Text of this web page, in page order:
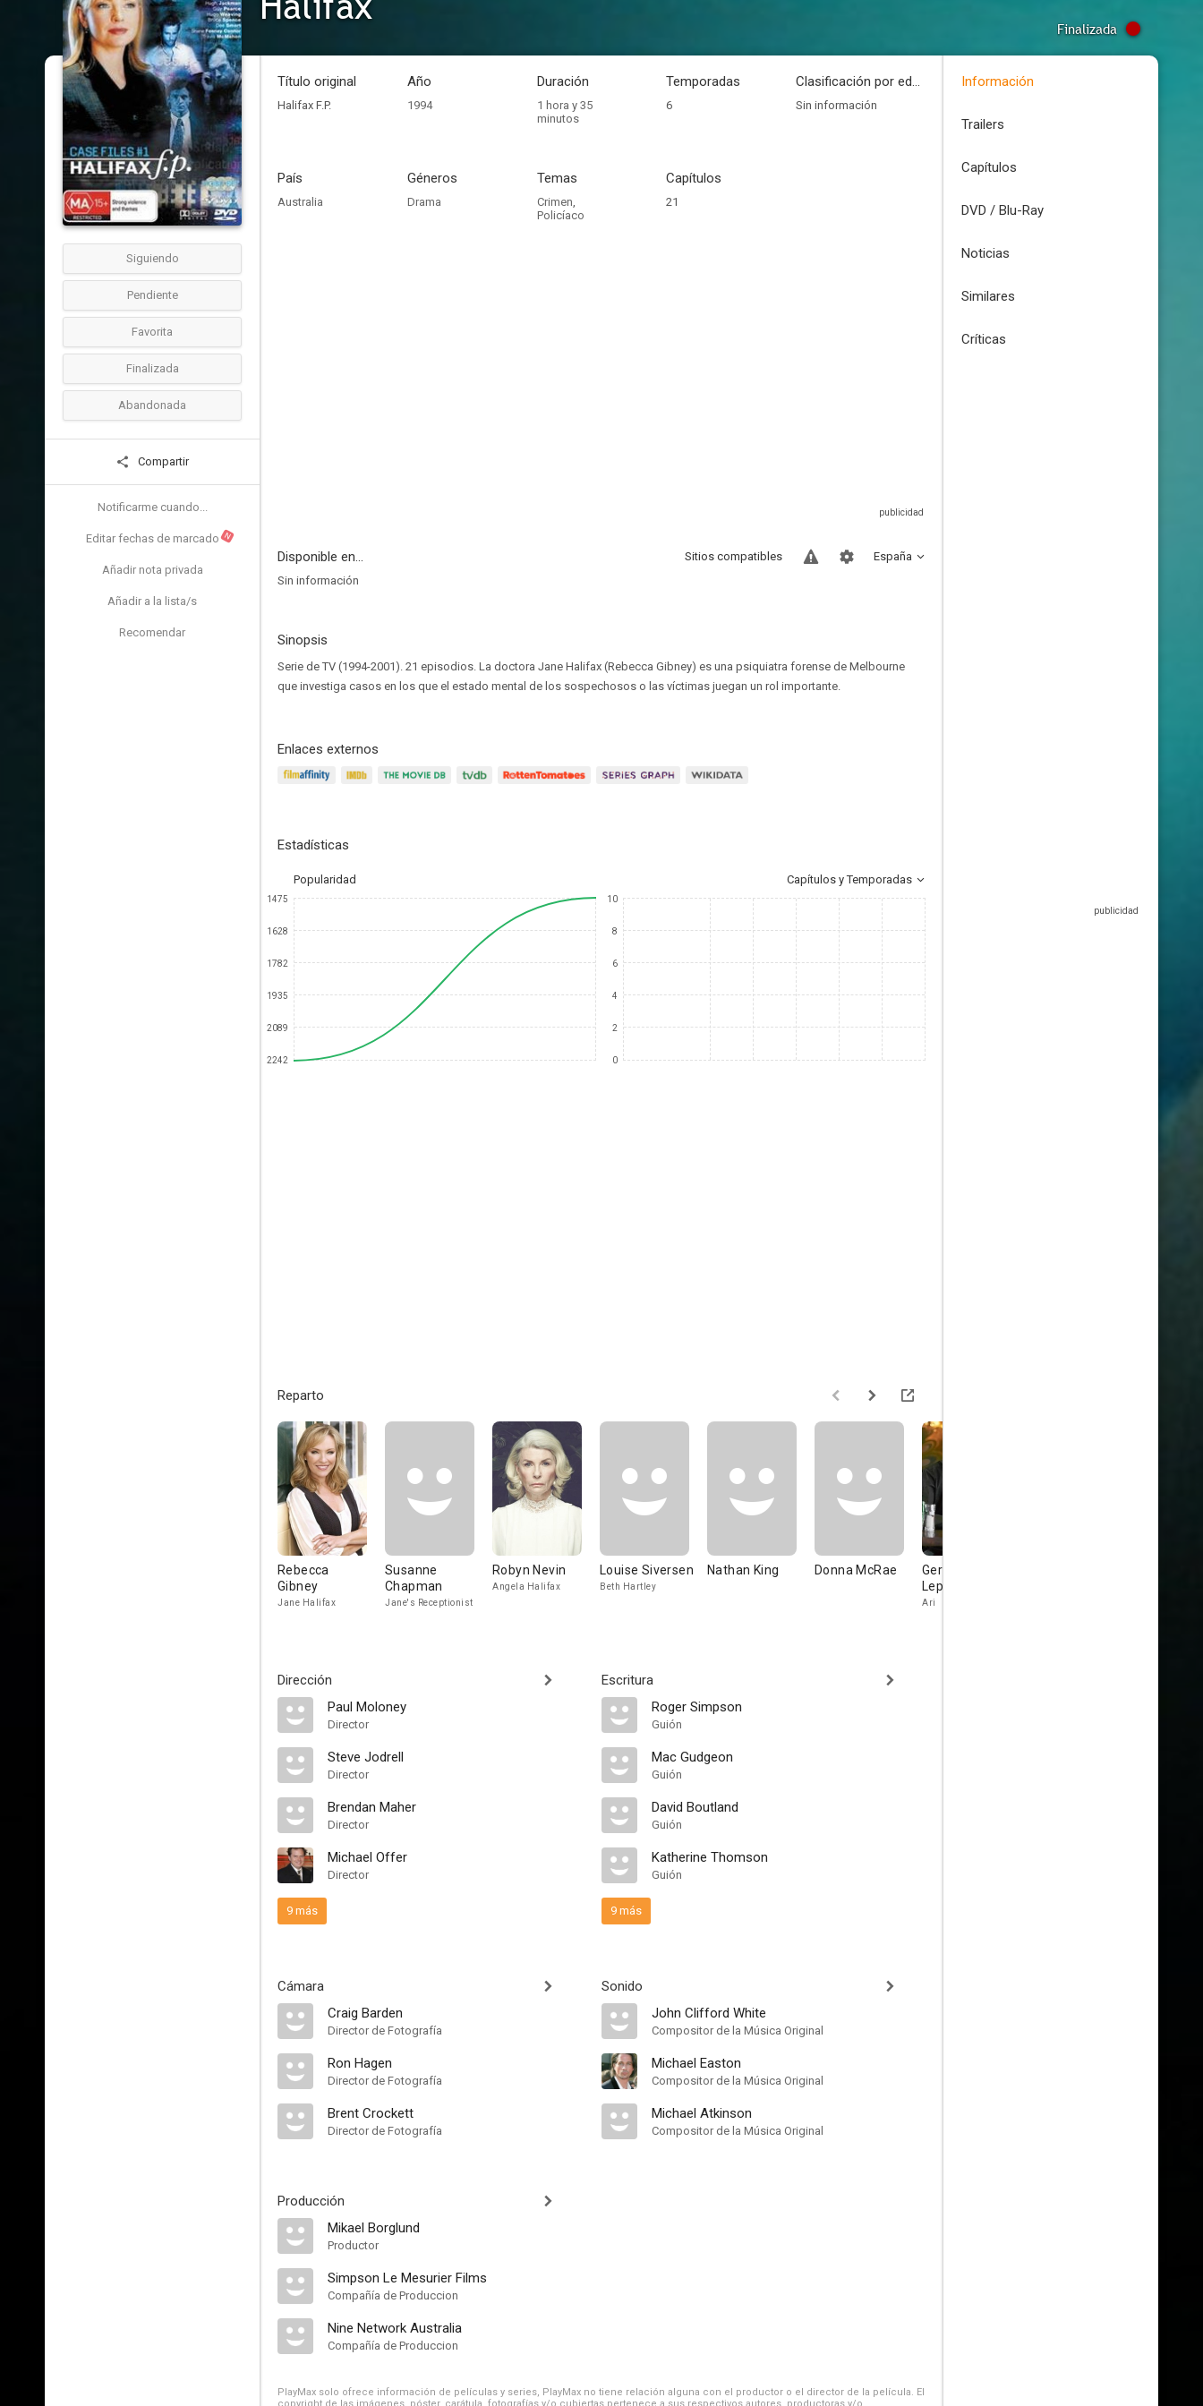
Finalizada
Siguiendo
Pendiente
Favorita
Finalizada
Abandonada
Compartir
Notificarme cuando...
Editar fechas de marcado N
Añadir nota privada
Añadir a la lista/s
Recomendar
Título original
Halifax F.P.
Año
1994
Duración
1 hora y 35
minutos
Temporadas
6
Clasificación por edades
Sin información
País
Australia
Géneros
Drama
Temas
Crimen,
Policíaco
Capítulos
21
Disponible en... España
Sitios compatibles
Sin información
Sinopsis
Serie de TV (1994-2001). 21 episodios. La doctora Jane Halifax (Rebecca Gibney) es una psiquiatra forense de Melbourne
que investiga casos en los que el estado mental de los sospechosos o las víctimas juegan un rol importante.
Enlaces externos
Estadísticas
Popularidad Capítulos y Temporadas
1475
1628
1782
1935
2089
2242
10
8
6
4
2
0
Reparto
Rebecca
Gibney
Jane Halifax
Susanne
Chapman
Jane's Receptionist
Robyn Nevin
Angela Halifax
Louise Siversen
Beth Hartley
Nathan King Donna McRae
Gerald
Lepkowski
Ari
Dirección
Paul Moloney
Director
Steve Jodrell
Director
Brendan Maher
Director
Michael Offer
Director
9 más
Cámara
Craig Barden
Director de Fotografía
Ron Hagen
Director de Fotografía
Brent Crockett
Director de Fotografía
Producción
Mikael Borglund
Productor
Simpson Le Mesurier Films
Compañía de Produccion
Nine Network Australia
Compañía de Produccion
Escritura
Roger Simpson
Guión
Mac Gudgeon
Guión
David Boutland
Guión
Katherine Thomson
Guión
9 más
Sonido
John Clifford White
Compositor de la Música Original
Michael Easton
Compositor de la Música Original
Michael Atkinson
Compositor de la Música Original
PlayMax solo ofrece información de películas y series, PlayMax no tiene relación alguna con el productor o el director de la película. El
Información
Trailers
Capítulos
DVD / Blu-Ray
Noticias
Similares
Críticas